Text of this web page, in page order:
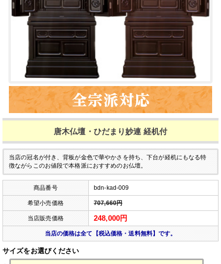
唐木仏壇・ひだまり妙連 経机付
当店の冠名が付き、背板が金色で華やかさを持ち、下台が経机にもなる特
徴ながらこのお値段で本格派におすすめのお仏壇。
商品番号 bdn-kad-009
希望小売価格 707,660円
当店販売価格 248,000円
当店の価格は全て【税込価格・送料無料】です。
サイズをお選びください